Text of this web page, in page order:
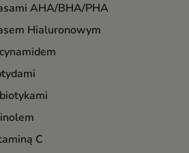
AHA/BHA/PHA
Hialuronowym
C